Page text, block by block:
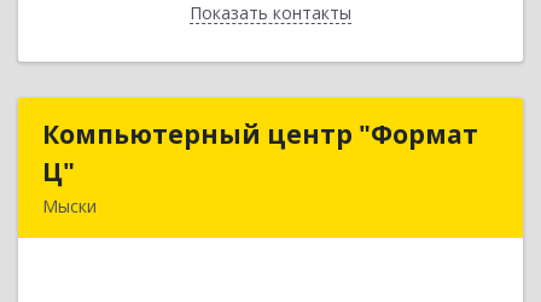
Показать контакты
Назад
Компьютерный центр "Формат
Ц"
Мыски
Компьютерный центр "Формат